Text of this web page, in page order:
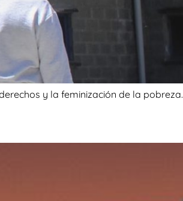
y la feminización de la pobreza.